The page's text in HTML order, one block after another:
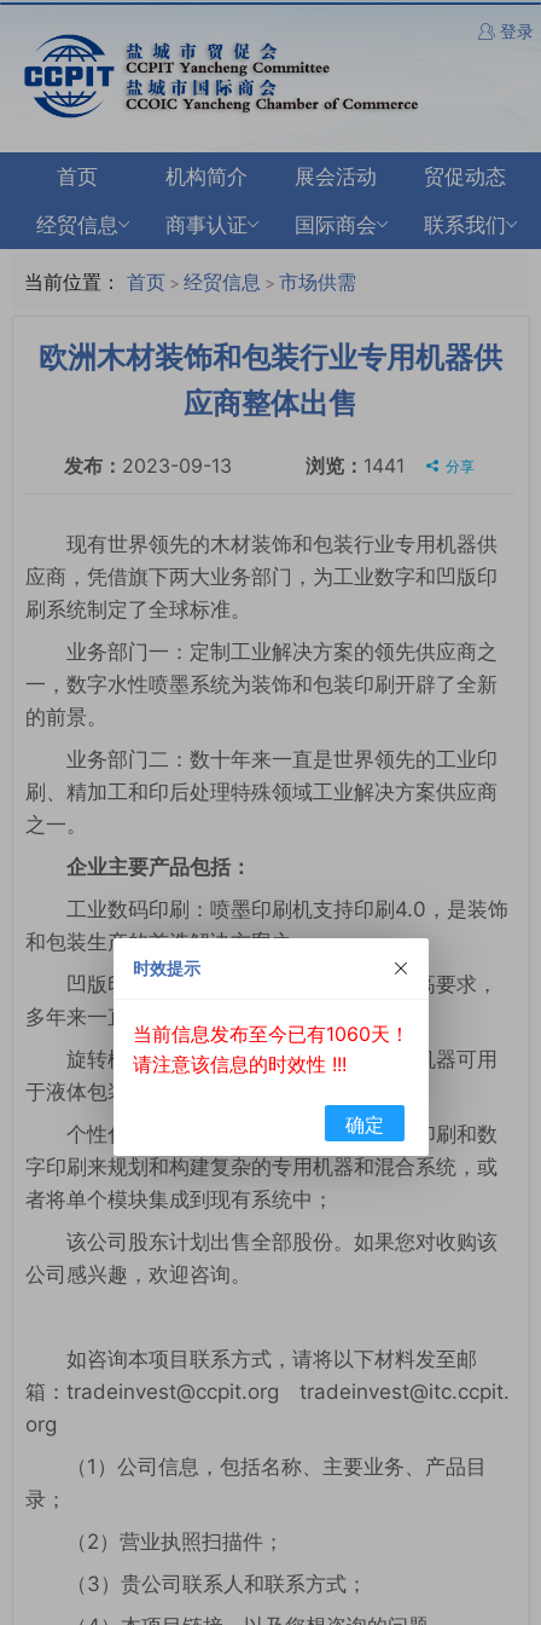
登录
首页 机构简介 展会活动
贸促动态
经贸信息
商事认证 国际商会 联系我们
当前位置： 首页 > 经贸信息 > 市场供需
欧洲木材装饰和包装行业专用机器供
应商整体出售
发布： 2023-09-13 浏览： 1441 分享
现有世界领先的木材装饰和包装行业专用机器供
应商，凭借旗下两大业务部门，为工业数字和凹版印
刷系统制定了全球标准。
业务部门一：定制工业解决方案的领先供应商之
一，数字水性喷墨系统为装饰和包装印刷开辟了全新
的前景。
业务部门二：数十年来一直是世界领先的工业印
刷、精加工和印后处理特殊领域工业解决方案供应商
之一。
企业主要产品包括：
工业数码印刷：喷墨印刷机支持印刷4.0，是装饰
和包装生产的首选解决方案之一；
凹版印刷机：满足装饰和包装印刷的最高要求，
多年来一直在包装和木质材料行业树立标准；
旋转模切：用于纸张、纸板和层压板的机器可用
于液体包装以及矩形或格式切割的外包装；
个性化特殊方案：该公司可以使用凹版印刷和数
字印刷来规划和构建复杂的专用机器和混合系统，或
者将单个模块集成到现有系统中；
该公司股东计划出售全部股份。如果您对收购该
公司感兴趣，欢迎咨询。
如咨询本项目联系方式，请将以下材料发至邮
箱：tradeinvest@ccpit.org tradeinvest@itc.ccpit.
org
（1）公司信息，包括名称、主要业务、产品目
录；
（2）营业执照扫描件；
（3）贵公司联系人和联系方式；
时效提示
当前信息发布至今已有1060天！
请注意该信息的时效性 !!!
确定